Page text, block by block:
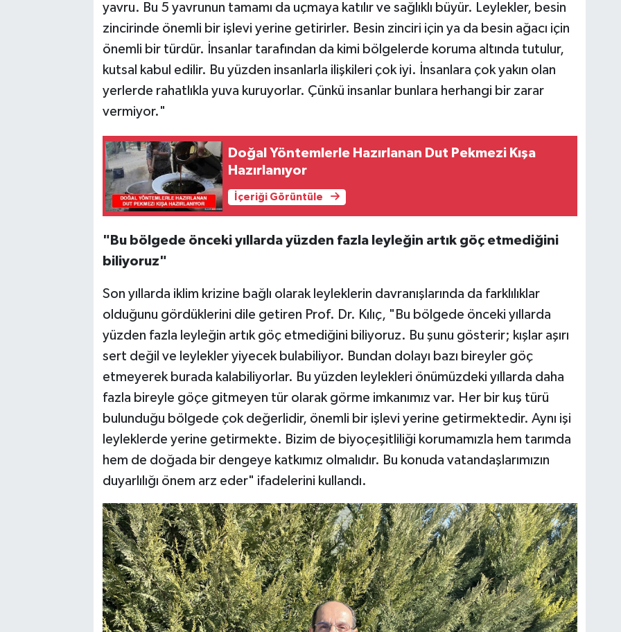
yavru. Bu 5 yavrunun tamamı da uçmaya katılır ve sağlıklı büyür. Leylekler, besin
zincirinde önemli bir işlevi yerine getirirler. Besin zinciri için ya da besin ağacı için
önemli bir türdür. İnsanlar tarafından da kimi bölgelerde koruma altında tutulur,
kutsal kabul edilir. Bu yüzden insanlarla ilişkileri çok iyi. İnsanlara çok yakın olan
yerlerde rahatlıkla yuva kuruyorlar. Çünkü insanlar bunlara herhangi bir zarar
vermiyor."
Doğal Yöntemlerle Hazırlanan Dut Pekmezi Kışa
Hazırlanıyor
İçeriği Görüntüle
"Bu bölgede önceki yıllarda yüzden fazla leyleğin artık göç etmediğini
biliyoruz"
Son yıllarda iklim krizine bağlı olarak leyleklerin davranışlarında da farklılıklar
olduğunu gördüklerini dile getiren Prof. Dr. Kılıç, "Bu bölgede önceki yıllarda
yüzden fazla leyleğin artık göç etmediğini biliyoruz. Bu şunu gösterir; kışlar aşırı
sert değil ve leylekler yiyecek bulabiliyor. Bundan dolayı bazı bireyler göç
etmeyerek burada kalabiliyorlar. Bu yüzden leylekleri önümüzdeki yıllarda daha
fazla bireyle göçe gitmeyen tür olarak görme imkanımız var. Her bir kuş türü
bulunduğu bölgede çok değerlidir, önemli bir işlevi yerine getirmektedir. Aynı işi
leyleklerde yerine getirmekte. Bizim de biyoçeşitliliği korumamızla hem tarımda
hem de doğada bir dengeye katkımız olmalıdır. Bu konuda vatandaşlarımızın
duyarlılığı önem arz eder" ifadelerini kullandı.